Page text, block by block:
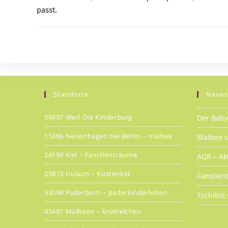
passt.
Standorte
59457 Werl-Die Kinderburg
15366 Neuenhagen bei Berlin – maibee
24159 Kiel – Familienträume
25813 Husum – Küstenkid
33098 Paderborn – paderkinderleben
45481 Mülheim – krümelchen
Der
Maibee
AGR –
Tschibis